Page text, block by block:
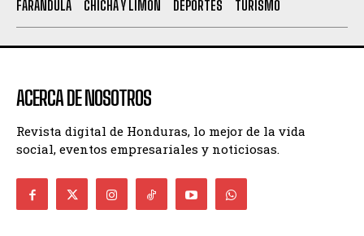
FARANDULA
CHICHA Y LIMÓN DEPORTES TURISMO
ACERCA DE NOSOTROS
Revista digital de Honduras, lo mejor de la vida
social, eventos empresariales y noticiosas.